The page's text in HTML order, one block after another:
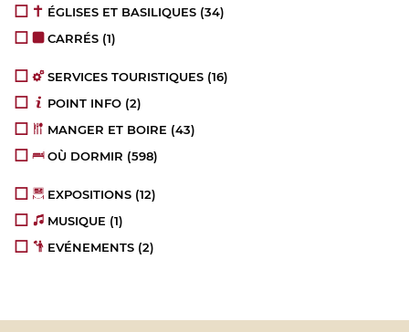
ÉGLISES ET BASILIQUES (34)
CARRÉS (1)
SERVICES TOURISTIQUES (16)
POINT INFO (2)
MANGER ET BOIRE (43)
OÙ DORMIR (598)
EXPOSITIONS (12)
MUSIQUE (1)
EVÉNEMENTS (2)